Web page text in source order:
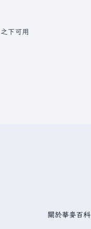
之下可用
關於華麥百科